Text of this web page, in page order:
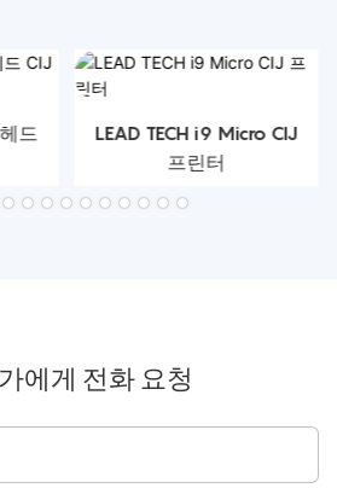
드
LEAD TECH i9 Micro CIJ
프린터
에게 전화 요청